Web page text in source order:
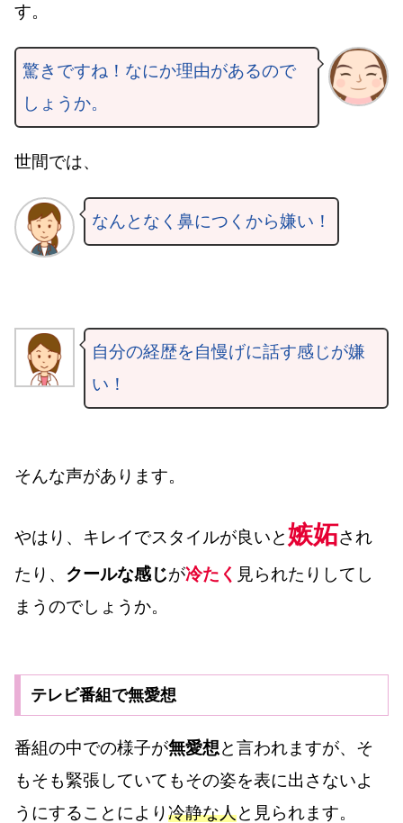
す。
驚きですね！なにか理由があるので
しょうか。
世間では、
なんとなく鼻につくから嫌い！
自分の経歴を自慢げに話す感じが嫌
い！
そんな声があります。
やはり、キレイでスタイルが良いと嫉妬され
たり、 クールな感じが冷たく 見られたりしてし
まうのでしょうか。
テレビ番組で無愛想
番組の中での様子が無愛想と言われますが、そ
もそも緊張していてもその姿を表に出さないよ
うにすることにより冷静な人と見られます。